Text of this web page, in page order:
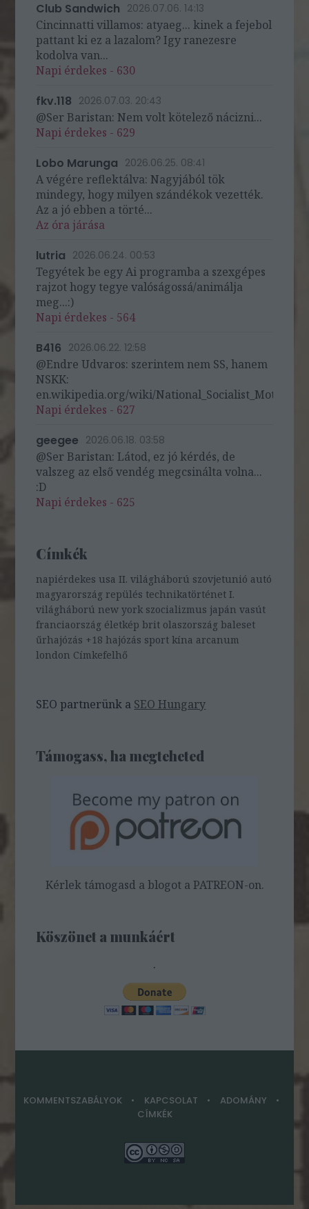
Club Sandwich 2026.07.06. 14:13
Cincinnatti villamos: atyaeg... kinek a fejebol
pattant ki ez a lazalom? Igy ranezesre
kodolva van...
Napi érdekes - 630
fkv.118 2026.07.03. 20:43
@Ser Baristan: Nem volt kötelező nácizni...
Napi érdekes - 629
Lobo Marunga 2026.06.25. 08:41
A végére reflektálva: Nagyjából tök
mindegy, hogy milyen szándékok vezették.
Az a jó ebben a törté...
Az óra járása
lutria 2026.06.24. 00:53
Tegyétek be egy Ai programba a szexgépes
rajzot hogy tegye valóságossá/animálja
meg...:)
Napi érdekes - 564
B416 2026.06.22. 12:58
@Endre Udvaros: szerintem nem SS, hanem
NSKK:
en.wikipedia.org/wiki/
Napi érdekes - 627
geegee 2026.06.18. 03:58
@Ser Baristan: Látod, ez jó kérdés, de
valszeg az első vendég megcsinálta volna...
:D
Napi érdekes - 625
Címkék
napiérdekes usa II. világháború szovjetunió autó
magyarország repülés technikatörténet I.
világháború new york szocializmus japán vasút
franciaország életkép brit olaszország baleset
űrhajózás +18 hajózás sport kína arcanum
london Címkefelhő
SEO partnerünk a SEO Hungary
Támogass, ha megteheted
Kérlek támogasd a blogot a PATREON-on.
Köszönet a munkáért
.
KOMMENTSZABÁLYOK KAPCSOLAT
ADOMÁNY
CÍMKÉK